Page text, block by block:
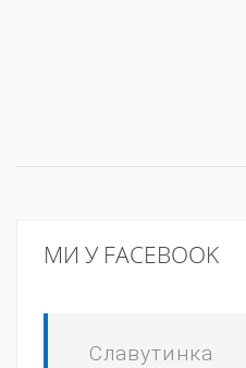
МИ У FACEBOOK
Славутинка